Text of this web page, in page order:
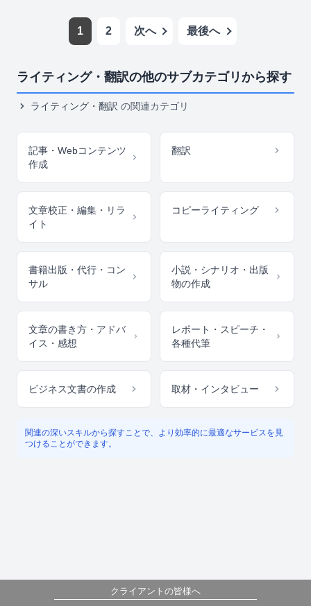
1 2 次へ 最後へ
ライティング・翻訳の他のサブカテゴリから探す
ライティング・翻訳 の関連カテゴリ
記事・Webコンテンツ
作成
翻訳
文章校正・編集・リラ
イト
コピーライティング
書籍出版・代行・コン
サル
小説・シナリオ・出版
物の作成
文章の書き方・アドバ
イス・感想
レポート・スピーチ・
各種代筆
ビジネス文書の作成 取材・インタビュー
関連の深いスキルから探すことで、より効率的に最適なサービスを見
つけることができます。
クライアントの皆様へ